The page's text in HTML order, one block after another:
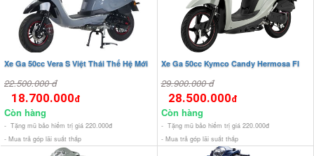
Xe Ga 50cc Vera S Việt Thái Thế Hệ Mới
22.500.000 đ
18.700.000đ
Còn hàng
- Tặng mũ bảo hiểm trị giá 220.000đ
- Mua trả góp lãi suất thấp
Xe Ga 50cc Kymco Candy Hermosa FI
29.900.000 đ
28.500.000đ
Còn hàng
- Tặng mũ bảo hiểm trị giá 220.000đ
- Mua trả góp lãi suất thấp